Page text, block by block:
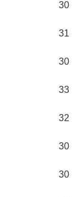
30
31
30
33
32
30
30